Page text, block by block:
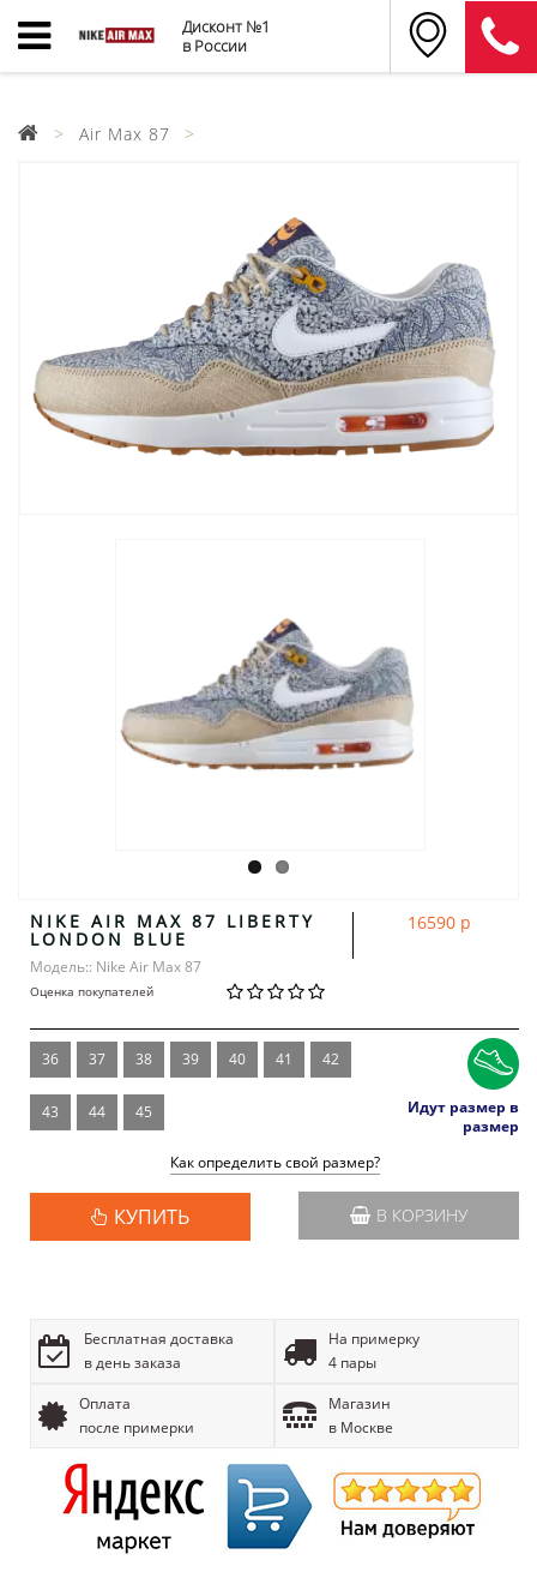
Дисконт №1
в России
Air Max 87
NIKE AIR MAX 87 LIBERTY
LONDON BLUE
Модель:: Nike Air Max 87
Оценка покупателей
16590 р
36 37 38 39 40 41 42
43 44 45
Идут размер в
размер
Как определить свой размер?
КУПИТЬ В КОРЗИНУ
Бесплатная доставка
в день заказа
На примерку
4 пары
Оплата
после примерки
Магазин
в Москве